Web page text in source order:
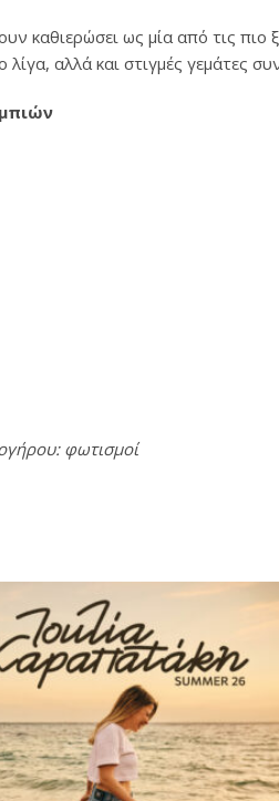
καθιερώσει ως μία από τις πιο
αλλά και στιγμές γεμάτες
φωτισμοί